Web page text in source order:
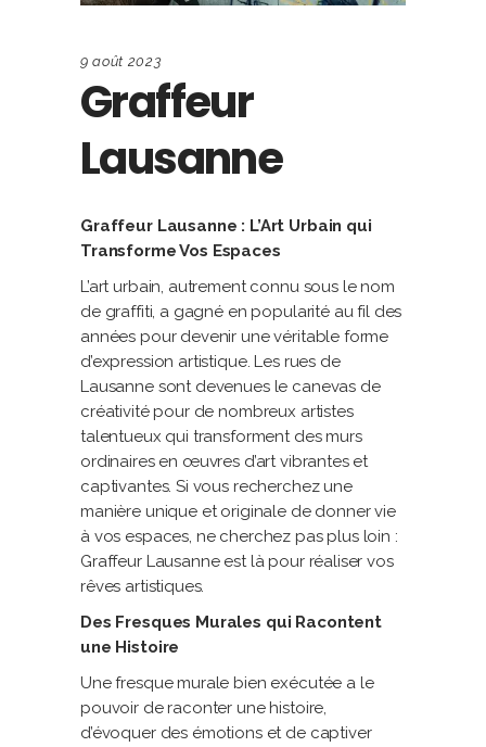
9 août 2023
Graffeur
Lausanne
Graffeur Lausanne : L’Art Urbain qui
Transforme Vos Espaces
L’art urbain, autrement connu sous le nom
de graffiti, a gagné en popularité au fil des
années pour devenir une véritable forme
d’expression artistique. Les rues de
Lausanne sont devenues le canevas de
créativité pour de nombreux artistes
talentueux qui transforment des murs
ordinaires en œuvres d’art vibrantes et
captivantes. Si vous recherchez une
manière unique et originale de donner vie
à vos espaces, ne cherchez pas plus loin :
Graffeur Lausanne est là pour réaliser vos
rêves artistiques.
Des Fresques Murales qui Racontent
une Histoire
Une fresque murale bien exécutée a le
pouvoir de raconter une histoire,
d’évoquer des émotions et de captiver